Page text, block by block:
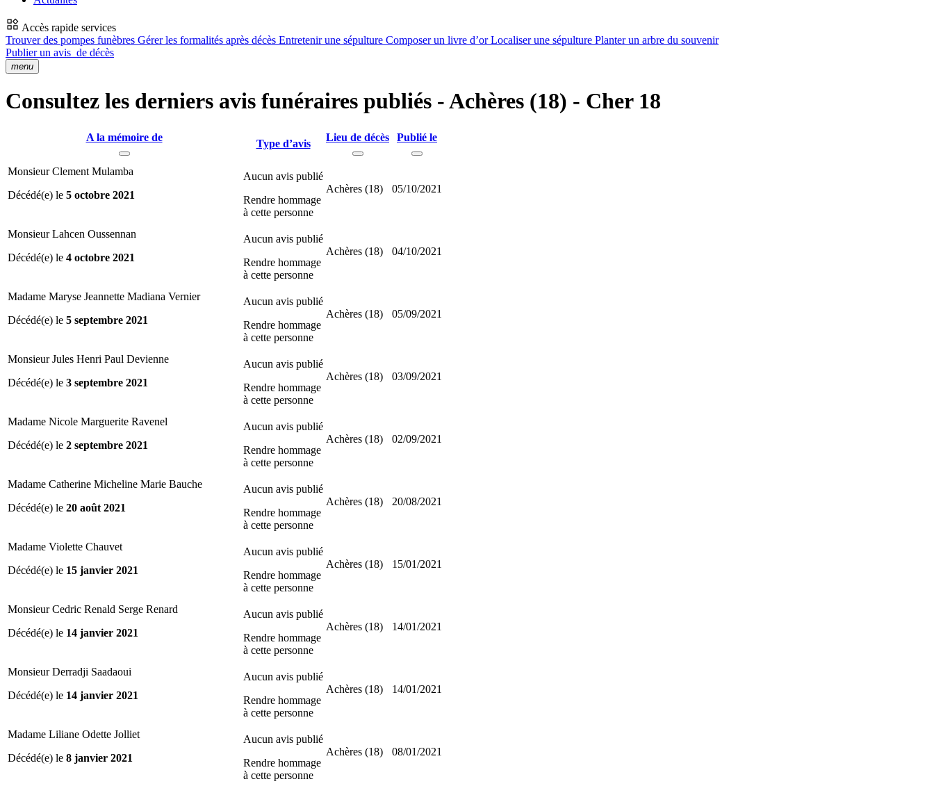
Accès rapide services
Trouver des pompes funèbres Gérer les formalités après décès Entretenir une sépulture Composer un livre d’orLocaliser une sépulture Planter un arbre du souvenir
Publier un avis de décès
menu
Consultez les derniers avis funéraires publiés - Achères (18) - Cher 18
A la mémoire de
Type d’avis
Lieu de décès Publié le
Monsieur Clement Mulamba
Décédé(e) le 5 octobre 2021
Aucun avis publié
Rendre hommage
à cette personne
Achères (18) 05/10/2021
Monsieur Lahcen Oussennan
Décédé(e) le 4 octobre 2021
Aucun avis publié
Rendre hommage
à cette personne
Achères (18) 04/10/2021
Madame Maryse Jeannette Madiana Vernier
Décédé(e) le 5 septembre 2021
Aucun avis publié
Rendre hommage
à cette personne
Achères (18) 05/09/2021
Monsieur Jules Henri Paul Devienne
Décédé(e) le 3 septembre 2021
Aucun avis publié
Rendre hommage
à cette personne
Achères (18) 03/09/2021
Madame Nicole Marguerite Ravenel
Décédé(e) le 2 septembre 2021
Aucun avis publié
Rendre hommage
à cette personne
Achères (18) 02/09/2021
Madame Catherine Micheline Marie Bauche
Décédé(e) le 20 août 2021
Aucun avis publié
Rendre hommage
à cette personne
Achères (18) 20/08/2021
Madame Violette Chauvet
Décédé(e) le 15 janvier 2021
Aucun avis publié
Rendre hommage
à cette personne
Achères (18) 15/01/2021
Monsieur Cedric Renald Serge Renard
Décédé(e) le 14 janvier 2021
Aucun avis publié
Rendre hommage
à cette personne
Achères (18) 14/01/2021
Monsieur Derradji Saadaoui
Décédé(e) le 14 janvier 2021
Aucun avis publié
Rendre hommage
à cette personne
Achères (18) 14/01/2021
Madame Liliane Odette Jolliet
Décédé(e) le 8 janvier 2021
Aucun avis publié
Rendre hommage
à cette personne
Achères (18) 08/01/2021